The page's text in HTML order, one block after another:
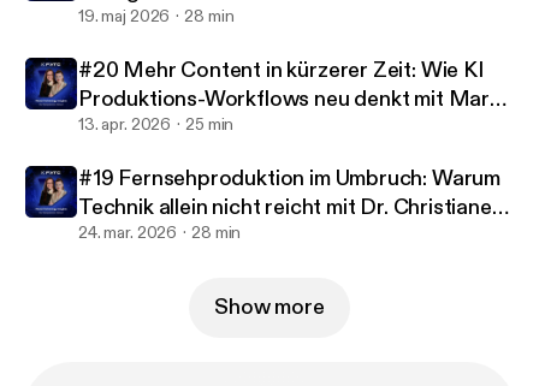
Kompetenzanforderungen, die Rolle von Führung in
komplexen Veränderungsprozessen und die Frage,
wie Teams aus klassischen Broadcast-Strukturen in
vernetzte Produktionsmodelle mitgenommen
werden können. Zum Abschluss blickt die Episode
nach vorn: Welche Entscheidungen sind heute „No-
Regret-Moves“ für Medienorganisationen? Welche
Themen werden noch unterschätzt? Und woran
für alle, die verstehen wollen, warum sich der
wurde - mit Prof. Dr. Wolfgang Ruppel
19. maj 2026 28 min
#20 Mehr Content in kürzerer Zeit: Wie KI
Produktions-Workflows neu denkt mit Marc
Jonas
13. apr. 2026 25 min
#19 Fernsehproduktion im Umbruch: Warum
Technik allein nicht reicht mit Dr. Christiane
Janusch
24. mar. 2026 28 min
Show more